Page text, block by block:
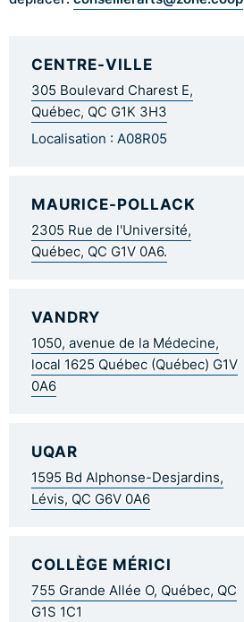
CENTRE-VILLE
305 Boulevard Charest E,
Québec, QC G1K 3H3
Localisation : A08R05
MAURICE-POLLACK
2305 Rue de l'Université,
Québec, QC G1V 0A6.
VANDRY
1050, avenue de la Médecine,
local 1625 Québec (Québec) G1V
0A6
UQAR
1595 Bd Alphonse-Desjardins,
Lévis, QC G6V 0A6
COLLÈGE MÉRICI
755 Grande Allée O, Québec, QC
G1S 1C1